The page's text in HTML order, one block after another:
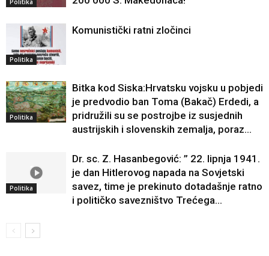
Politika
Komunistički ratni zločinci
Politika
Bitka kod Siska:Hrvatsku vojsku u pobjedi
je predvodio ban Toma (Bakač) Erdedi, a
pridružili su se postrojbe iz susjednih
austrijskih i slovenskih zemalja, poraz...
Politika
Dr. sc. Z. Hasanbegović: ” 22. lipnja 1941.
je dan Hitlerovog napada na Sovjetski
savez, time je prekinuto dotadašnje ratno
i političko savezništvo Trećega...